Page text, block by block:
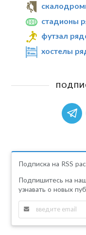
стадионы
футзал
хостелы
Подписка на RSS
Подпишитесь на
узнавать о новых